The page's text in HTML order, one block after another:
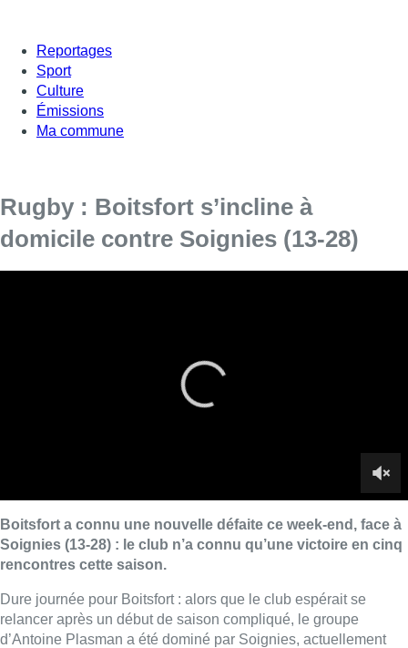
Reportages
Sport
Culture
Émissions
Ma commune
Rugby : Boitsfort s’incline à
domicile contre Soignies (13-28)
relancer après un début de saison compliqué, le groupe
d’Antoine Plasman a été dominé par Soignies, actuellement
Les Boitsfortois étaient pourtant revenus à 13-10 après avoir
été menés à 13-3 dans la première demi-heure de jeu, mais
Soignies a pris les locaux de court en deuxième période avec
Boitsfort est actuellement septième et avant-dernier du
classement avec 4 points, alors que Soignies se replace en 3e
battu par Dendermonde (18-29) se classe 4e avec 11 points.
■ Reportage d’Antoine Hicket Paolo Coen.